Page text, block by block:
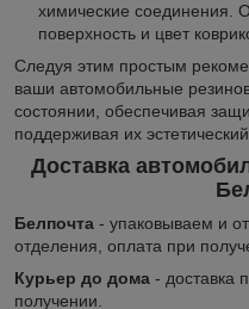
химические соединения.
поверхность и цвет
Следуя этим простым
ваши автомобильные
состоянии, обеспечивая
поддерживая их
Доставка
Белпочта - упаковываем и
отделения, оплата при
Курьер до дома - доставка
получении.